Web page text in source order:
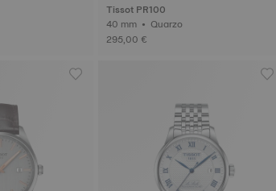
Tissot PR100
40 mm • Quarzo
295,00 €